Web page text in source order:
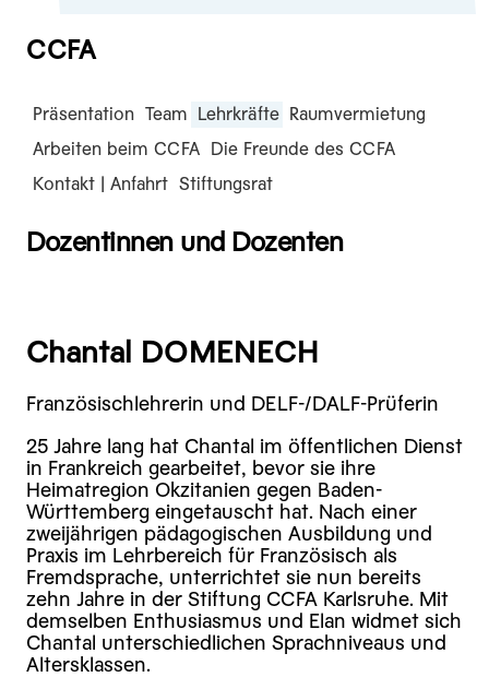
CCFA
Präsentation Team Lehrkräfte Raumvermietung
Arbeiten beim CCFA Die Freunde des CCFA
Kontakt | Anfahrt Stiftungsrat
Dozentinnen und Dozenten
Chantal DOMENECH
Französischlehrerin und DELF-/DALF-Prüferin
25 Jahre lang hat Chantal im öffentlichen Dienst
in Frankreich gearbeitet, bevor sie ihre
Heimatregion Okzitanien gegen Baden-
Württemberg eingetauscht hat. Nach einer
zweijährigen pädagogischen Ausbildung und
Praxis im Lehrbereich für Französisch als
Fremdsprache, unterrichtet sie nun bereits
zehn Jahre in der Stiftung CCFA Karlsruhe. Mit
demselben Enthusiasmus und Elan widmet sich
Chantal unterschiedlichen Sprachniveaus und
Altersklassen.